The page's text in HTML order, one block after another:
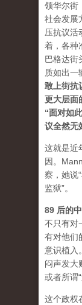
领华尔街
社会发展
压抗议活
着，各种
巴格达街
质如出一
敢上街抗
更大层面
“面对如
议全然无
这就是近
因。
察，她说
监狱”。
89 后的
不只有对
有对他们
意识植入
闷声发大
或者所谓
这个政权